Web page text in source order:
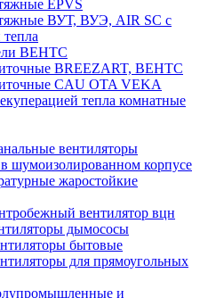
EPVS
ВУТ, ВУЭ, AIR SC с
ВЕНТС
BREEZART, ВЕНТС
CAU OTA VEKA
тепла комнатные
вентиляторы
шумоизолированном корпусе
жаростойкие
вентилятор вцн
дымососы
бытовые
для прямоугольных
и